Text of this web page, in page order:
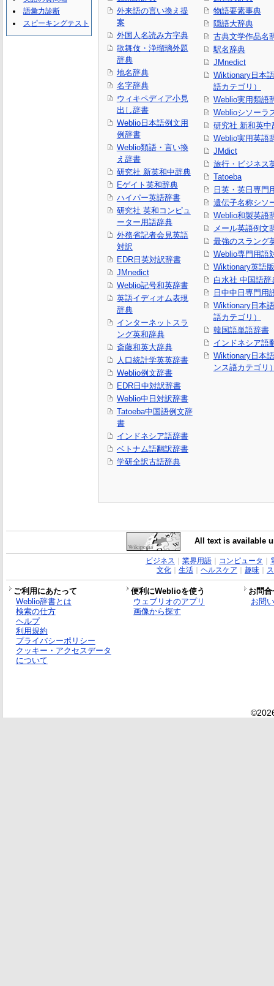
外来語の言い換え提
案
外国人名読み方字典
歌舞伎・浄瑠璃外題
辞典
地名辞典
名字辞典
ウィキペディア小見
出し辞書
Weblio日本語例文用
例辞書
Weblio類語・言い換
え辞書
研究社 新英和中辞典
Eゲイト英和辞典
ハイパー英語辞書
研究社 英和コンピュ
ーター用語辞典
外務省記者会見英語
対訳
EDR日英対訳辞書
JMnedict
Weblio記号和英辞書
英語イディオム表現
辞典
インターネットスラ
ング英和辞典
斎藤和英大辞典
人口統計学英英辞書
Weblio例文辞書
EDR日中対訳辞書
Weblio中日対訳辞書
Tatoeba中国語例文辞
書
インドネシア語辞書
ベトナム語翻訳辞書
学研全訳古語辞典
物語要素事典
隠語大辞典
古典文学作品名
駅名辞典
JMnedict
Wiktionary日本
語カテゴリ）
Weblio実用類語
Weblioシソーラ
研究社 新和英中
Weblio実用英語
JMdict
旅行・ビジネス
Tatoeba
日英・英日専門
遺伝子名称シソ
Weblio和製英語
メール英語例文
最強のスラング
Weblio専門用語
Wiktionary英語版
白水社 中国語辞
日中中日専門用
Wiktionary日本
語カテゴリ）
韓国語単語辞書
インドネシア語
Wiktionary日本
ンス語カテゴリ
語彙力診断
スピーキングテスト
All text is available
ビジネス 業界用語｜ コンピュータ
文化｜ 生活｜ ヘルスケア 趣味｜
ご利用にあたって 便利にWeblioを使う
お問
Weblio辞書とは
検索の仕方
ヘルプ
利用規約
プライバシーポリシー
クッキー・アクセスデータ
について
ウェブリオのアプリ
画像から探す
お問